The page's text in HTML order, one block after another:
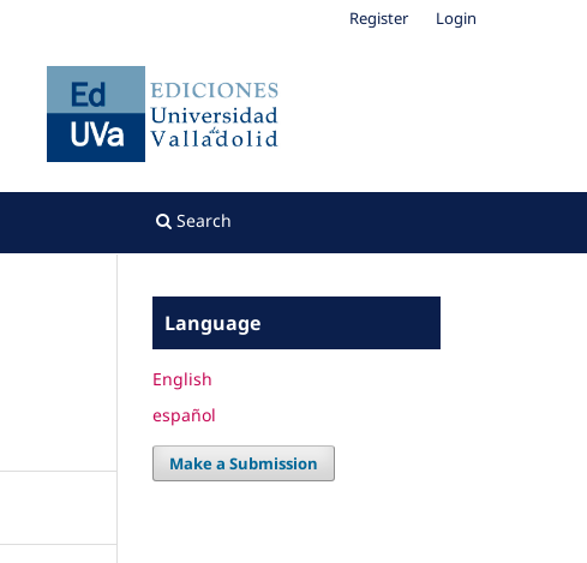
Search
Register Login
Language
English
español
Make a Submission